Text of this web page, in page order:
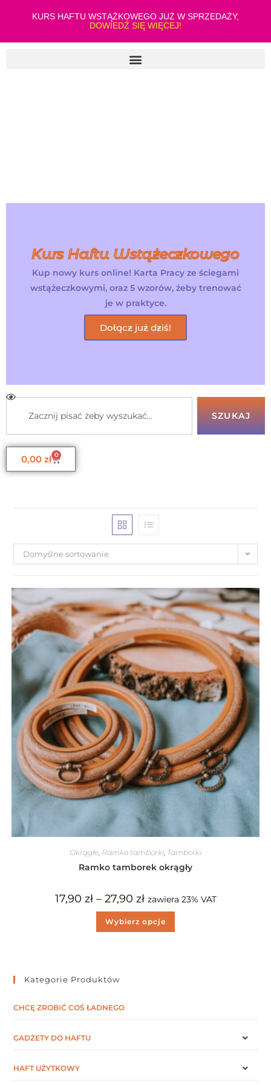
KURS HAFTU WSTĄŻKOWEGO JUŻ W SPRZEDAŻY,
DOWIEDŹ SIĘ WIĘCEJ!
Kurs Haftu Wstążeczkowego
Kup nowy kurs online! Karta Pracy ze ściegami
wstążeczkowymi, oraz 5 wzorów, żeby trenować
je w praktyce.
Dołącz już dziś!
SZUKAJ
0,00 zł 0
Domyślne sortowanie
Okrągłe Ramko tamborki Tamborki
Ramko tamborek okrągły
17,90 zł – 27,90 zł zawiera 23% VAT
Wybierz opcje
Kategorie Produktów
CHCĘ ZROBIĆ COŚ ŁADNEGO
GADŻETY DO HAFTU
HAFT UŻYTKOWY